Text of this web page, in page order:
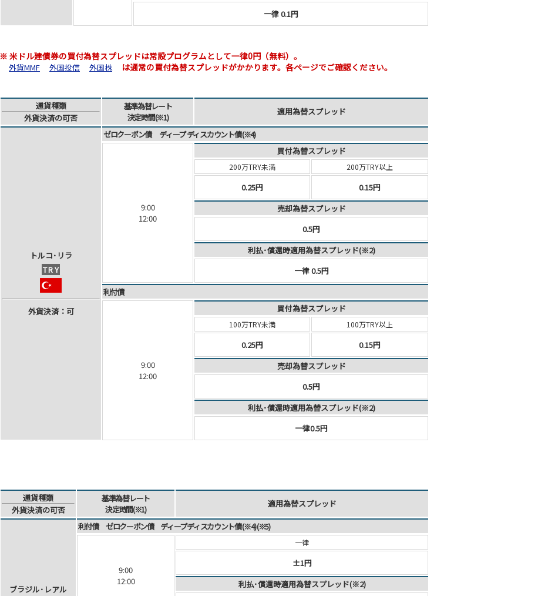
一律 0.1円
※ 米ドル建債券の買付為替スプレッドは常設プログラムとして一律0円（無料）。
外貨MMF 外国投信 外国株 は通常の買付為替スプレッドがかかります。各ページでご確認ください。
通貨種類
外貨決済の可否
基準為替レート
決定時間(※1)
適用為替スプレッド
トルコ･ リラ
TRY
外貨決済：可
ゼロクーポン債 ディープ ディスカウント債 (※4)
9:00
12:00
買付為替スプレッド
200万TRY未満 200万TRY以上
0.25円
0.15円
売却為替スプレッド
0.5円
利払･償還時適用為替スプレッド(※2)
一律 0.5円
利付債
9:00
12:00
買付為替スプレッド
100万TRY未満 100万TRY以上
0.25円
0.15円
売却為替スプレッド
0.5円
利払･償還時適用為替スプレッド(※2)
一律0.5円
通貨種類
外貨決済の可否
基準為替レート
決定時間(※1)
適用為替スプレッド
ブラジル･ レアル
利付債 ゼロクーポン債 ディープディスカウント債 (※4) (※5)
9:00
12:00
一律
±1円
利払･償還時適用為替スプレッド(※2)